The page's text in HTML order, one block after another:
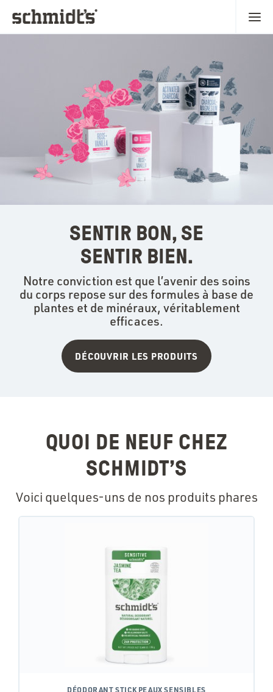
SENTIR BON, SE
SENTIR BIEN.
Notre conviction est que l’avenir des soins
du corps repose sur des formules à base de
plantes et de minéraux, véritablement
efficaces.
DÉCOUVRIR LES PRODUITS
QUOI DE NEUF CHEZ
SCHMIDT’S
Voici quelques-uns de nos produits phares
DÉODORANT STICK PEAUX SENSIBLES